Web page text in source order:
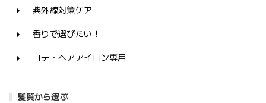
紫外線対策ケア
香りで選びたい！
コテ・ヘアアイロン専用
髪質から選ぶ